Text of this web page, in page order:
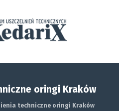
oringi Kraków
techniczne oringi Kraków